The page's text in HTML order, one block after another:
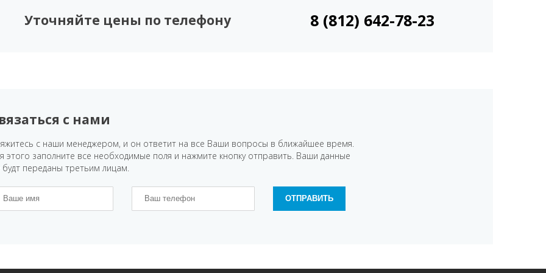
Уточняйте цены по телефону 8 (812) 642-78-23
с нами
с наши менеджером, и он ответит на все Ваши вопросы в ближайшее время.
этого заполните все необходимые поля и нажмите кнопку отправить. Ваши данные
будт переданы третьим лицам.